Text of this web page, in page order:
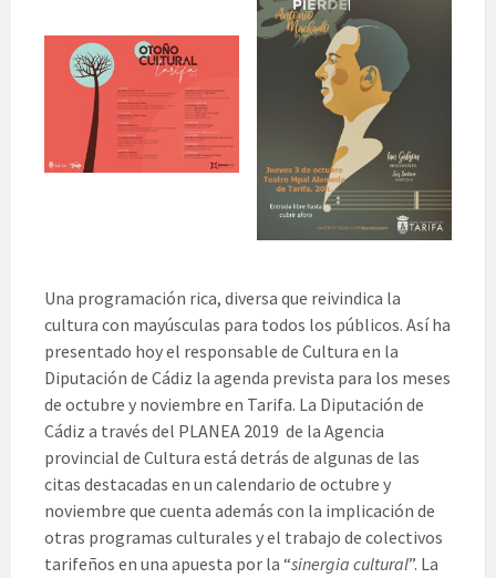
Una programación rica, diversa que reivindica la
cultura con mayúsculas para todos los públicos. Así ha
presentado hoy el responsable de Cultura en la
Diputación de Cádiz la agenda prevista para los meses
de octubre y noviembre en Tarifa. La Diputación de
Cádiz a través del PLANEA 2019 de la Agencia
provincial de Cultura está detrás de algunas de las
citas destacadas en un calendario de octubre y
noviembre que cuenta además con la implicación de
otras programas culturales y el trabajo de colectivos
tarifeños en una apuesta por la “sinergia cultural”. La